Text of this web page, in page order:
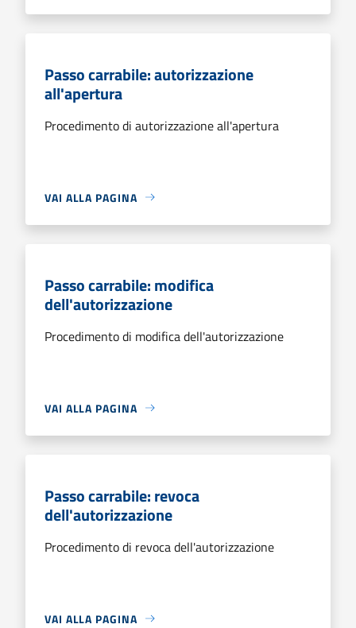
Passo carrabile: autorizzazione
all'apertura
Procedimento di autorizzazione all'apertura
VAI ALLA PAGINA
Passo carrabile: modifica
dell'autorizzazione
Procedimento di modifica dell'autorizzazione
VAI ALLA PAGINA
Passo carrabile: revoca
dell'autorizzazione
Procedimento di revoca dell'autorizzazione
VAI ALLA PAGINA